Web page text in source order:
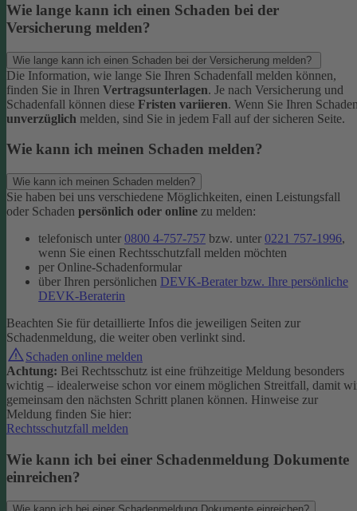
Wie lange kann ich einen Schaden bei der
Versicherung melden?
Wie lange kann ich einen Schaden bei der Versicherung melden?
Die Information, wie lange Sie Ihren Schadenfall melden können,
finden Sie in Ihren Vertragsunterlagen. Je nach Versicherung und
Schadenfall können diese Fristen variieren. Wenn Sie Ihren
unverzüglich melden, sind Sie in jedem Fall auf der sicheren Seite.
Wie kann ich meinen Schaden melden?
Wie kann ich meinen Schaden melden?
Sie haben bei uns verschiedene Möglichkeiten, einen Leistungsfall
oder Schaden persönlich oder online zu melden:
telefonisch unter 0800 4-757-757 bzw. unter 0221 757-1996,
wenn Sie einen Rechtsschutzfall melden möchten
per Online-Schadenformular
über Ihren persönlichen DEVK-Berater bzw. Ihre persönliche
DEVK-Beraterin
Beachten Sie für detaillierte Infos die jeweiligen Seiten zur
Schadenmeldung, die weiter oben verlinkt sind.
Schaden online melden
Achtung: Bei Rechtsschutz ist eine frühzeitige Meldung besonders
wichtig – idealerweise schon vor einem möglichen Streitfall, damit
gemeinsam den nächsten Schritt planen können. Hinweise zur
Meldung finden Sie hier:
Rechtsschutzfall melden
Wie kann ich bei einer Schadenmeldung Dokumente
einreichen?